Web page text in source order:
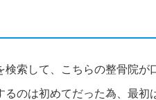
検索して、こちらの整骨院
るのは初めてだった為、最初